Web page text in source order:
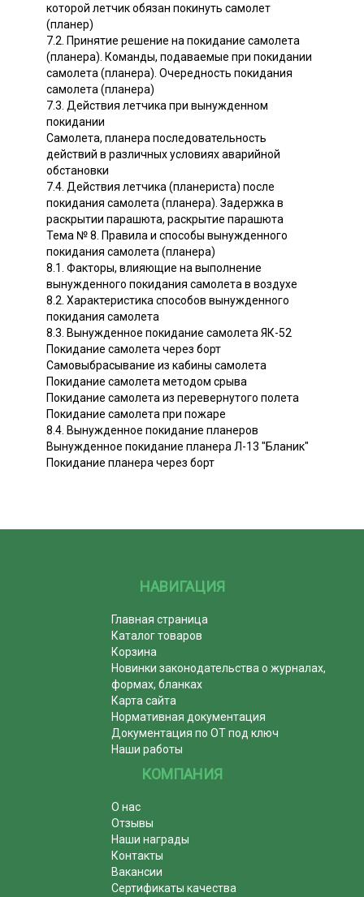
которой летчик обязан покинуть самолет
(планер)
7.2. Принятие решение на покидание самолета
(планера). Команды, подаваемые при покидании
самолета (планера). Очередность покидания
самолета (планера)
7.3. Действия летчика при вынужденном
покидании
Самолета, планера последовательность
действий в различных условиях аварийной
обстановки
7.4. Действия летчика (планериста) после
покидания самолета (планера). Задержка в
раскрытии парашюта, раскрытие парашюта
Тема № 8. Правила и способы вынужденного
покидания самолета (планера)
8.1. Факторы, влияющие на выполнение
вынужденного покидания самолета в воздухе
8.2. Характеристика способов вынужденного
покидания самолета
8.3. Вынужденное покидание самолета ЯК-52
Покидание самолета через борт
Самовыбрасывание из кабины самолета
Покидание самолета методом срыва
Покидание самолета из перевернутого полета
Покидание самолета при пожаре
8.4. Вынужденное покидание планеров
Вынужденное покидание планера Л-13 "Бланик"
Покидание планера через борт
НАВИГАЦИЯ
Главная страница
Каталог товаров
Корзина
Новинки законодательства о журналах,
формах, бланках
Карта сайта
Нормативная документация
Документация по ОТ под ключ
Наши работы
КОМПАНИЯ
О нас
Отзывы
Наши награды
Контакты
Вакансии
Сертификаты качества